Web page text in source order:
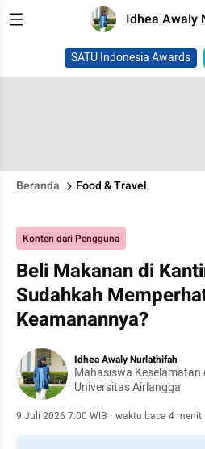
Idhea Awaly
SATU Indonesia Awards
Beranda Food & Travel
Konten dari Pengguna
Beli Makanan di
Sudahkah
Keamanannya?
Idhea Awaly Nurlathifah
Mahasiswa Keselamatan
Universitas Airlangga
9 Juli 2026 7:00 WIB · waktu baca 4 menit